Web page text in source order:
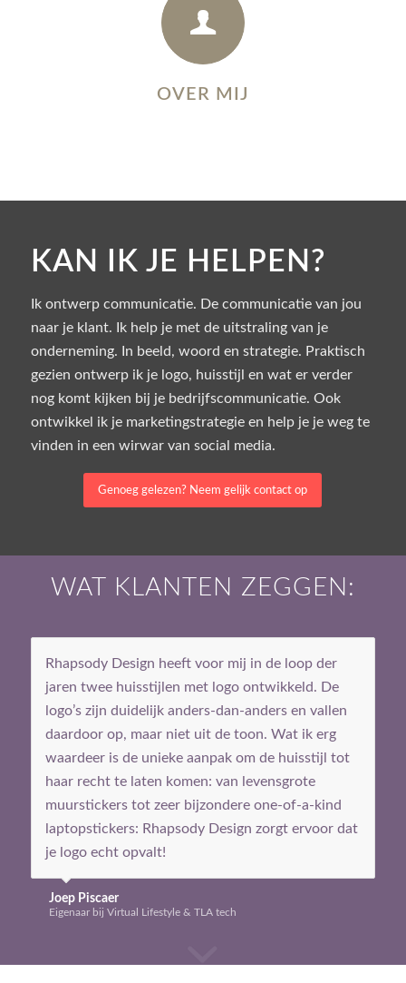
OVER MIJ
KAN IK JE HELPEN?
Ik ontwerp communicatie. De communicatie van jou
naar je klant. Ik help je met de uitstraling van je
onderneming. In beeld, woord en strategie. Praktisch
gezien ontwerp ik je logo, huisstijl en wat er verder
nog komt kijken bij je bedrijfscommunicatie. Ook
ontwikkel ik je marketingstrategie en help je je weg te
vinden in een wirwar van social media.
Genoeg gelezen? Neem gelijk contact op
WAT KLANTEN ZEGGEN:
Rhapsody Design heeft voor mij in de loop der
jaren twee huisstijlen met logo ontwikkeld. De
logo’s zijn duidelijk anders-dan-anders en vallen
daardoor op, maar niet uit de toon. Wat ik erg
waardeer is de unieke aanpak om de huisstijl tot
haar recht te laten komen: van levensgrote
muurstickers tot zeer bijzondere one-of-a-kind
laptopstickers: Rhapsody Design zorgt ervoor dat
je logo echt opvalt!
Joep Piscaer
Eigenaar bij Virtual Lifestyle & TLA tech